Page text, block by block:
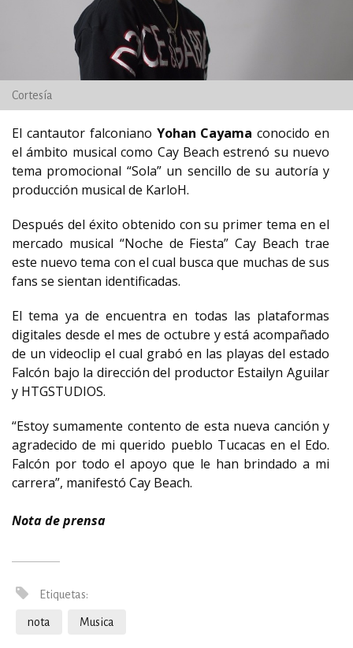
Cortesía
El cantautor falconiano Yohan Cayama conocido en
el ámbito musical como Cay Beach estrenó su nuevo
tema promocional “Sola” un sencillo de su autoría y
producción musical de KarloH.
Después del éxito obtenido con su primer tema en el
mercado musical “Noche de Fiesta” Cay Beach trae
este nuevo tema con el cual busca que muchas de sus
fans se sientan identificadas.
El tema ya de encuentra en todas las plataformas
digitales desde el mes de octubre y está acompañado
de un videoclip el cual grabó en las playas del estado
Falcón bajo la dirección del productor Estailyn Aguilar
y HTGSTUDIOS.
“Estoy sumamente contento de esta nueva canción y
agradecido de mi querido pueblo Tucacas en el Edo.
Falcón por todo el apoyo que le han brindado a mi
carrera”, manifestó Cay Beach.
Nota de prensa
Etiquetas:
nota Musica